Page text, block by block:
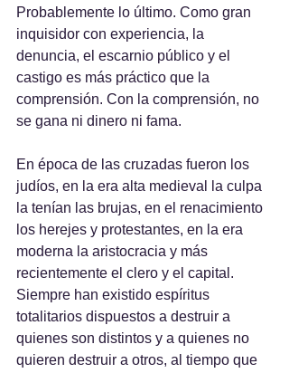
Probablemente lo último. Como gran
inquisidor con experiencia, la
denuncia, el escarnio público y el
castigo es más práctico que la
comprensión. Con la comprensión, no
se gana ni dinero ni fama.
En época de las cruzadas fueron los
judíos, en la era alta medieval la culpa
la tenían las brujas, en el renacimiento
los herejes y protestantes, en la era
moderna la aristocracia y más
recientemente el clero y el capital.
Siempre han existido espíritus
totalitarios dispuestos a destruir a
quienes son distintos y a quienes no
quieren destruir a otros, al tiempo que